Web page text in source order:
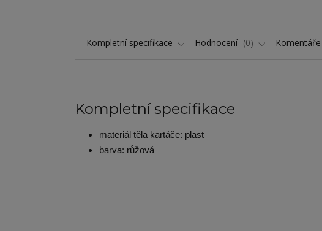
Kompletní specifikace Hodnocení 0 Komentáře
Kompletní specifikace
materiál těla kartáče: plast
barva: růžová